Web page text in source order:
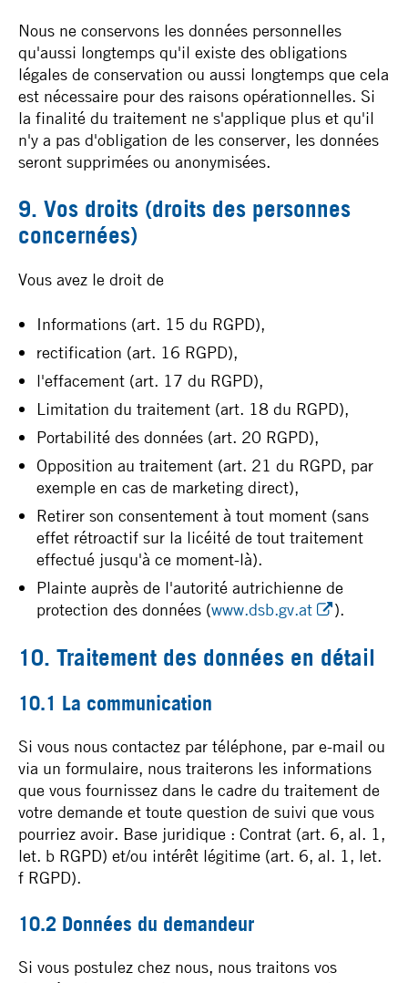
Nous ne conservons les données personnelles
qu'aussi longtemps qu'il existe des obligations
légales de conservation ou aussi longtemps que cela
est nécessaire pour des raisons opérationnelles. Si
la finalité du traitement ne s'applique plus et qu'il
n'y a pas d'obligation de les conserver, les données
seront supprimées ou anonymisées.
9. Vos droits (droits des personnes
concernées)
Vous avez le droit de
Informations (art. 15 du RGPD),
rectification (art. 16 RGPD),
l'effacement (art. 17 du RGPD),
Limitation du traitement (art. 18 du RGPD),
Portabilité des données (art. 20 RGPD),
Opposition au traitement (art. 21 du RGPD, par
exemple en cas de marketing direct),
Retirer son consentement à tout moment (sans
effet rétroactif sur la licéité de tout traitement
effectué jusqu'à ce moment-là).
Plainte auprès de l'autorité autrichienne de
protection des données (www.dsb.gv.at ).
10. Traitement des données en détail
10.1 La communication
Si vous nous contactez par téléphone, par e-mail ou
via un formulaire, nous traiterons les informations
que vous fournissez dans le cadre du traitement de
votre demande et toute question de suivi que vous
pourriez avoir. Base juridique : Contrat (art. 6, al. 1,
let. b RGPD) et/ou intérêt légitime (art. 6, al. 1, let.
f RGPD).
10.2 Données du demandeur
Si vous postulez chez nous, nous traitons vos